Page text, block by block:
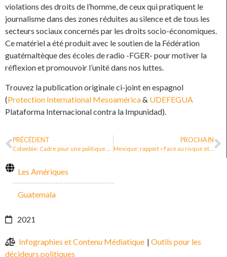
violations des droits de l’homme, de ceux qui pratiquent le
journalisme dans des zones réduites au silence et de tous les
secteurs sociaux concernés par les droits socio-économiques.
Ce matériel a été produit avec le soutien de la Fédération
guatémaltèque des écoles de radio -FGER- pour motiver la
réflexion et promouvoir l’unité dans nos luttes.
Trouvez la publication originale ci-joint en espagnol
(Protection International Mesoamérica& UDEFEGUA
Plataforma Internacional contra la Impunidad).
PRÉCÉDENT PROCHAIN
Les Amériques
Guatemala
2021
Infographies et Contenu Médiatique | Outils pour les
décideurs politiques